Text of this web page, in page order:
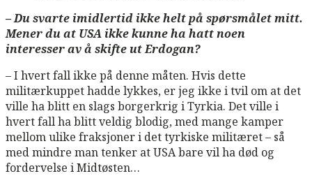
– Du svarte imidlertid ikke helt på spørsmålet mitt.
Mener du at USA ikke kunne ha hatt noen
interesser av å skifte ut Erdogan?
– I hvert fall ikke på denne måten. Hvis dette
militærkuppet hadde lykkes, er jeg ikke i tvil om at det
ville ha blitt en slags borgerkrig i Tyrkia. Det ville i
hvert fall ha blitt veldig blodig, med mange kamper
mellom ulike fraksjoner i det tyrkiske militæret – så
med mindre man tenker at USA bare vil ha død og
fordervelse i Midtøsten…